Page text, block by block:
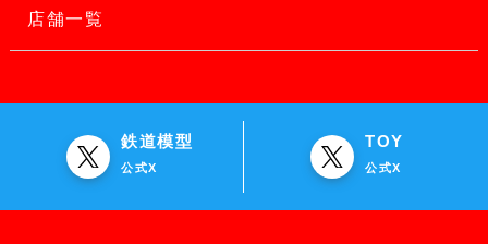
店舗一覧
鉄道模型
公式X
TOY
公式X